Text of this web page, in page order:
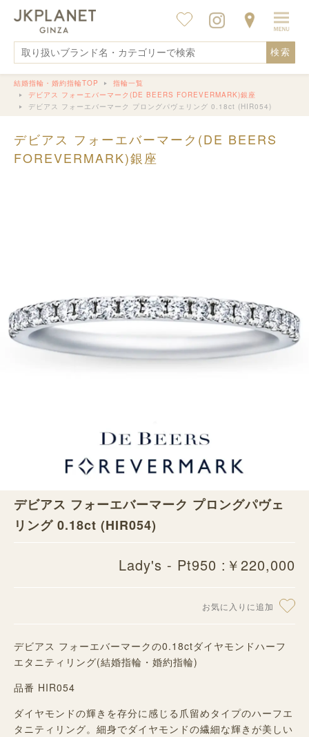
検索
結婚指輪・婚約指輪TOP
指輪一覧
デビアス フォーエバーマーク(DE BEERS FOREVERMARK)銀座
デビアス フォーエバーマーク プロングパヴェリング 0.18ct (HIR054)
デビアス フォーエバーマーク(DE BEERS
FOREVERMARK)銀座
デビアス フォーエバーマーク プロングパヴェ
リング 0.18ct (HIR054)
Lady's - Pt950 :￥220,000
お気に入りに追加
デビアス フォーエバーマークの0.18ctダイヤモンドハーフ
エタニティリング(結婚指輪・婚約指輪)
品番 HIR054
ダイヤモンドの輝きを存分に感じる爪留めタイプのハーフエ
タニティリング。細身でダイヤモンドの繊細な輝きが美しい